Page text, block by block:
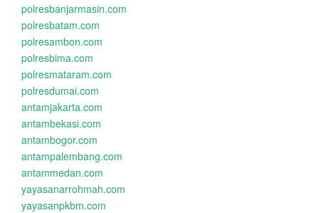
polresbanjarmasin.com
polresbatam.com
polresambon.com
polresbima.com
polresmataram.com
polresdumai.com
antamjakarta.com
antambekasi.com
antambogor.com
antampalembang.com
antammedan.com
yayasanarrohmah.com
yayasanpkbm.com